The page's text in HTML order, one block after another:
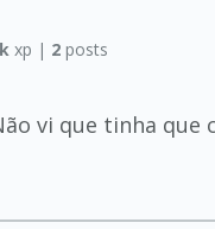
xp | 2posts
vi que tinha